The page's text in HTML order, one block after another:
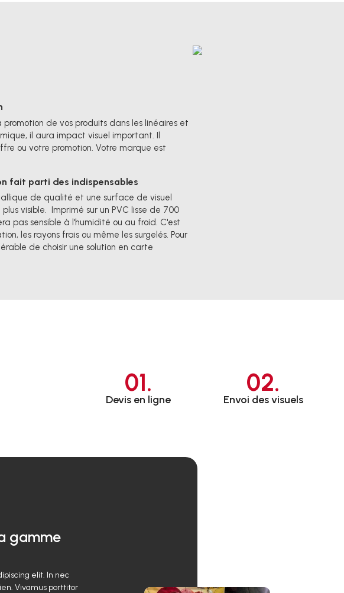
de vos produits dans les linéaires et
il aura impact visuel important. Il
ou votre promotion. Votre marque est
fait parti des indispensables
de qualité et une surface de visuel
visible. Imprimé sur un PVC lisse de 700
pas sensible à l'humidité ou au froid. C'est
les rayons frais ou même les surgelés. Pour
de choisir une solution en carte
01.
Devis en ligne
02.
Envoi des visuels
gamme
elit. In nec
Vivamus porttitor